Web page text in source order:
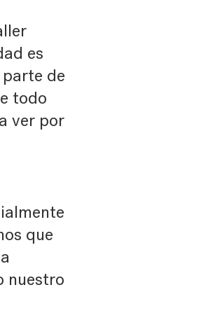
es
parte de
todo
ver por
que
nuestro